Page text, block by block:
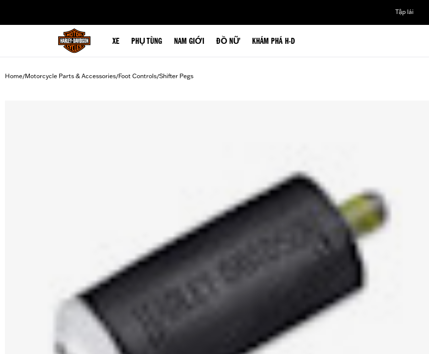
Tập lái
XE PHỤ TÙNG NAM GIỚI ĐỒ NỮ KHÁM PHÁ H-D
Home/Motorcycle Parts & Accessories/Foot Controls/Shifter Pegs